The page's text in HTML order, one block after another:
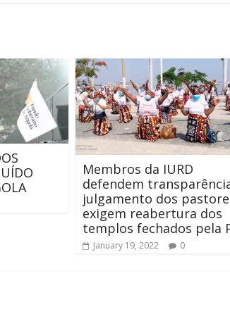
Membros da IURD
defendem
julgamento dos
exigem reabertura dos
templos fechados pela
January 19, 2022 0